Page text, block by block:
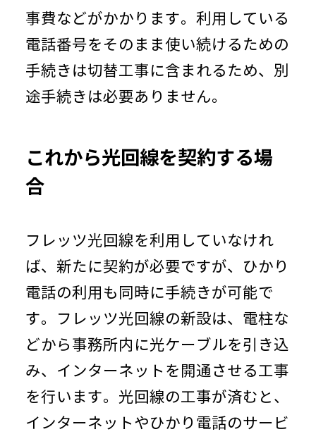
事費などがかかります。利用している
電話番号をそのまま使い続けるための
手続きは切替工事に含まれるため、別
途手続きは必要ありません。
これから光回線を契約する場
合
フレッツ光回線を利用していなけれ
ば、新たに契約が必要ですが、ひかり
電話の利用も同時に手続きが可能で
す。フレッツ光回線の新設は、電柱な
どから事務所内に光ケーブルを引き込
み、インターネットを開通させる工事
を行います。光回線の工事が済むと、
インターネットやひかり電話のサービ